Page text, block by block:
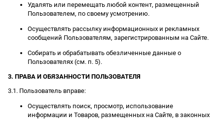
Удалять или перемещать любой контент, размещенный
Пользователем, по своему усмотрению.
Осуществлять рассылку информационных и рекламных
сообщений Пользователям, зарегистрированным на Сайте.
Собирать и обрабатывать обезличенные данные о
Пользователях (см. п. 5).
3. ПРАВА И ОБЯЗАННОСТИ ПОЛЬЗОВАТЕЛЯ
3.1. Пользователь вправе:
Осуществлять поиск, просмотр, использование
информации и Товаров, размещенных на Сайте, в законных